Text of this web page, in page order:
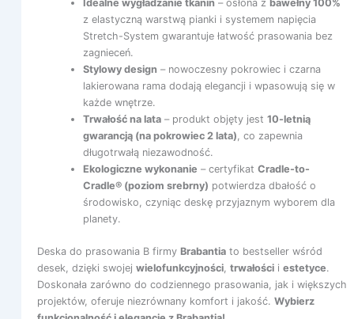
Idealne wygładzanie tkanin – osłona z bawełny 100%
z elastyczną warstwą pianki i systemem napięcia
Stretch-System gwarantuje łatwość prasowania bez
zagnieceń.
Stylowy design – nowoczesny pokrowiec i czarna
lakierowana rama dodają elegancji i wpasowują się w
każde wnętrze.
Trwałość na lata – produkt objęty jest10-letnią
gwarancją (na pokrowiec 2 lata), co zapewnia
długotrwałą niezawodność.
Ekologiczne wykonanie – certyfikatCradle-to-
Cradle® (poziom srebrny) potwierdza dbałość o
środowisko, czyniąc deskę przyjaznym wyborem dla
planety.
Deska do prasowania B firmy Brabantiato bestseller wśród
desek, dzięki swojej wielofunkcyjności, trwałościi estetyce.
Doskonała zarówno do codziennego prasowania, jak i większych
projektów, oferuje niezrównany komfort i jakość. Wybierz